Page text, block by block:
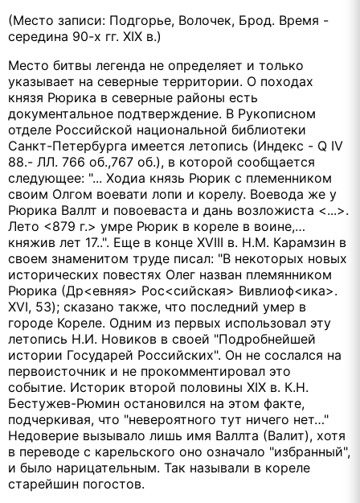
(Место записи: Подгорье, Волочек, Брод. Время -
середина 90-х гг. XIX в.)
Место битвы легенда не определяет и только
указывает на северные территории. О походах
князя Рюрика в северные районы есть
документальное подтверждение. В Рукописном
отделе Российской национальной библиотеки
Санкт-Петербурга имеется летопись (Индекс - Q IV
88.- ЛЛ. 766 об.,767 об.), в которой сообщается
следующее: "... Ходиа князь Рюрик с племенником
своим Олгом воевати лопи и корелу. Воевода же у
Рюрика Валлт и повоеваста и дань возложиста <...>.
Лето <879 г.> умре Рюрик в кореле в воине,…
княжив лет 17..". Еще в конце XVIII в. Н.М. Карамзин в
своем знаменитом труде писал: "В некоторых новых
исторических повестях Олег назван племянником
Рюрика (Др<евняя> Рос<сийская> Вивлиоф<ика>.
XVI, 53); сказано также, что последний умер в
городе Кореле. Одним из первых использовал эту
летопись Н.И. Новиков в своей "Подробнейшей
истории Государей Российских". Он не сослался на
первоисточник и не прокомментировал это
событие. Историк второй половины XIX в. К.Н.
Бестужев-Рюмин остановился на этом факте,
подчеркивая, что "невероятного тут ничего нет…"
Недоверие вызывало лишь имя Валлта (Валит), хотя
в переводе с карельского оно означало "избранный",
и было нарицательным. Так называли в кореле
старейшин погостов.